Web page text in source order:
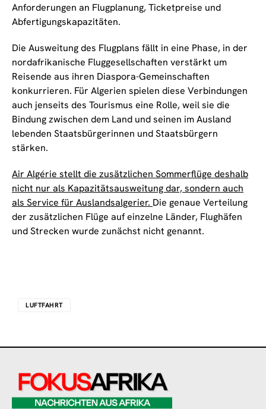
Anforderungen an Flugplanung, Ticketpreise und
Abfertigungskapazitäten.
Die Ausweitung des Flugplans fällt in eine Phase, in der
nordafrikanische Fluggesellschaften verstärkt um
Reisende aus ihren Diaspora-Gemeinschaften
konkurrieren. Für Algerien spielen diese Verbindungen
auch jenseits des Tourismus eine Rolle, weil sie die
Bindung zwischen dem Land und seinen im Ausland
lebenden Staatsbürgerinnen und Staatsbürgern
stärken.
Air Algérie stellt die zusätzlichen Sommerflüge deshalb
nicht nur als Kapazitätsausweitung dar, sondern auch
als Service für Auslandsalgerier. Die genaue Verteilung
der zusätzlichen Flüge auf einzelne Länder, Flughäfen
und Strecken wurde zunächst nicht genannt.
LUFTFAHRT